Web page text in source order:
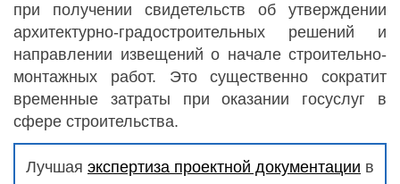
при получении свидетельств об утверждении
архитектурно-градостроительных решений и
направлении извещений о начале строительно-
монтажных работ. Это существенно сократит
временные затраты при оказании госуслуг в
сфере строительства.
Лучшая экспертиза проектной документации в